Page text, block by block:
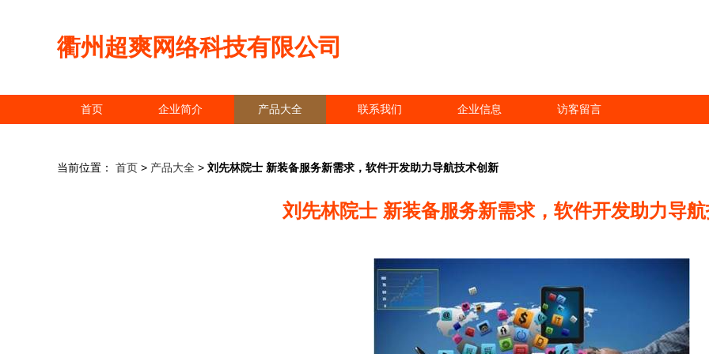
衢州超爽网络科技有限公司
首页 企业简介 产品大全 联系我们 企业信息 访客留言
当前位置： 首页 > 产品大全 > 刘先林院士 新装备服务新需求，软件开发助力导航技术创新
刘先林院士 新装备服务新需求，软件开发助力导